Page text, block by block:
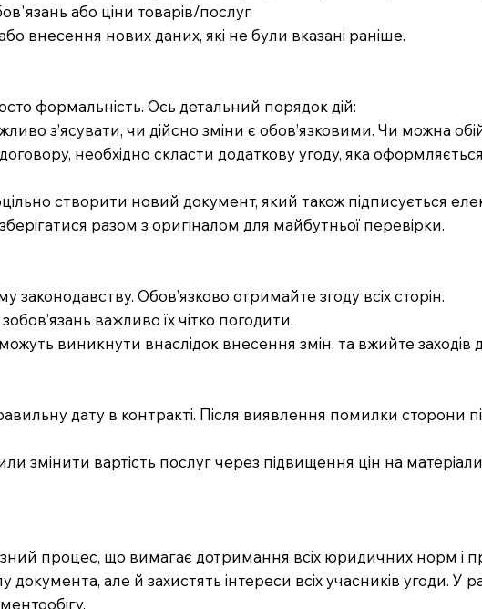
або ціни товарів/послуг.
внесення нових даних, які не були вказані раніше.
формальність. Ось детальний порядок дій:
з’ясувати, чи дійсно зміни є обов’язковими. Чи можна
необхідно скласти додаткову угоду, яка
створити новий документ, який також підписується
разом з оригіналом для майбутньої перевірки.
законодавству. Обов’язково отримайте згоду всіх сторін.
важливо їх чітко погодити.
виникнути внаслідок внесення змін, та вжийте заходів для
дату в контракті. Після виявлення помилки сторони
змінити вартість послуг через підвищення цін на
процес, що вимагає дотримання всіх юридичних норм і
але й захистять інтереси всіх учасників угоди. У